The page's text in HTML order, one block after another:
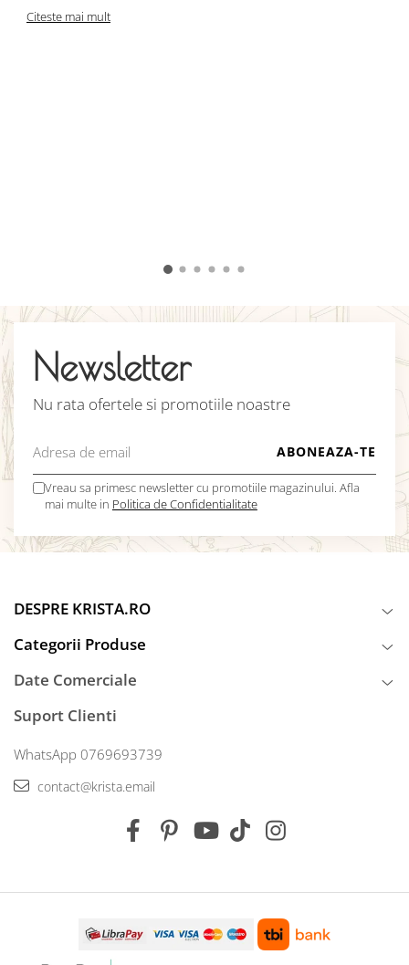
Citeste mai mult
Newsletter
Nu rata ofertele si promotiile noastre
Vreau sa primesc newsletter cu promotiile magazinului. Afla
mai multe in Politica de Confidentialitate
DESPRE KRISTA.RO
Categorii Produse
Date Comerciale
Suport Clienti
WhatsApp 0769693739
contact@krista.email